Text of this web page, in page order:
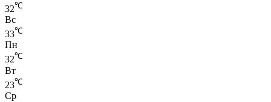
32℃
Вс
33℃
Пн
32℃
Вт
23℃
Ср